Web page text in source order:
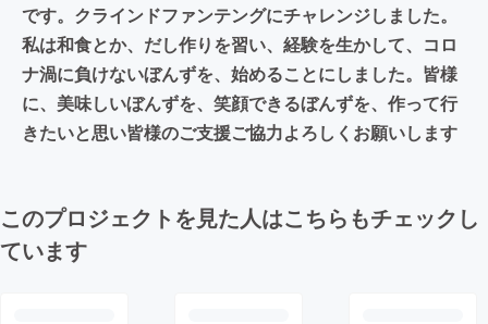
です。クラインドファンテングにチャレンジしました。
私は和食とか、だし作りを習い、経験を生かして、コロ
ナ渦に負けないぼんずを、始めることにしました。皆様
に、美味しいぼんずを、笑顔できるぼんずを、作って行
きたいと思い皆様のご支援ご協力よろしくお願いします
このプロジェクトを見た人はこちらもチェックし
ています